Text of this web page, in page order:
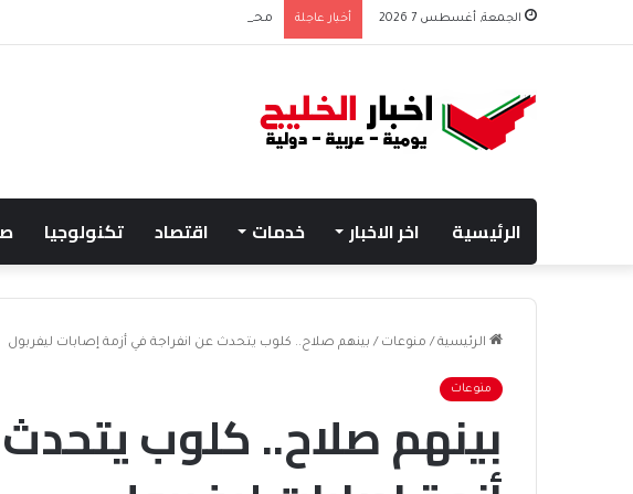
الجمعة, أغسطس 7 2026 أخبار عاجلة محمد بن زايد وبوتين يتباحثان هاتفياً حول
الرئيسية اخر الاخبار خدمات اقتصاد تكنولوجيا
الرئيسية / منوعات / بينهم صلاح.. كلوب يتحدث عن انفراجة في أزمة إصابات ليفربول
منوعات
بينهم صلاح.. كلوب